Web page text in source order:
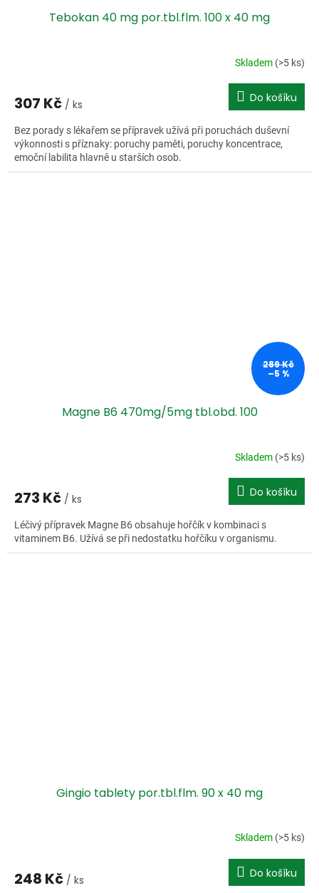
Tebokan 40 mg por.tbl.flm. 100 x 40 mg
Skladem (>5 ks)
307 Kč / ks Do košíku
Bez porady s lékařem se přípravek užívá při poruchách duševní
výkonnosti s příznaky: poruchy paměti, poruchy koncentrace,
emoční labilita hlavně u starších osob.
289 Kč
–5 %
Magne B6 470mg/5mg tbl.obd. 100
Skladem (>5 ks)
273 Kč / ks Do košíku
Léčivý přípravek Magne B6 obsahuje hořčík v kombinaci s
vitaminem B6. Užívá se při nedostatku hořčíku v organismu.
Gingio tablety por.tbl.flm. 90 x 40 mg
Skladem (>5 ks)
248 Kč / ks Do košíku